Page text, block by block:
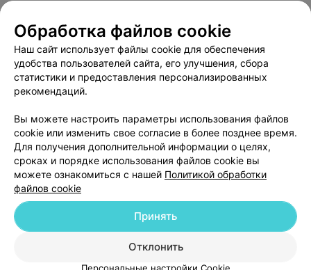
Медицинский маркетинг
Публичный договор
Пользовательское соглашение
Способы оплаты
Вакансии
Партнеры
Написать руководителю 103.by
Персональные настройки cookie
Обработка персональных данных
Обработка файлов cookie
Наш сайт использует файлы cookie для обеспечения
удобства пользователей сайта, его улучшения, сбора
статистики и предоставления персонализированных
рекомендаций.
Вы можете настроить параметры использования файлов
cookie или изменить свое согласие в более позднее время.
Для получения дополнительной информации о целях,
сроках и порядке использования файлов cookie вы
можете ознакомиться с нашей Политикой обработки
файлов cookie
Отклонить
Принять